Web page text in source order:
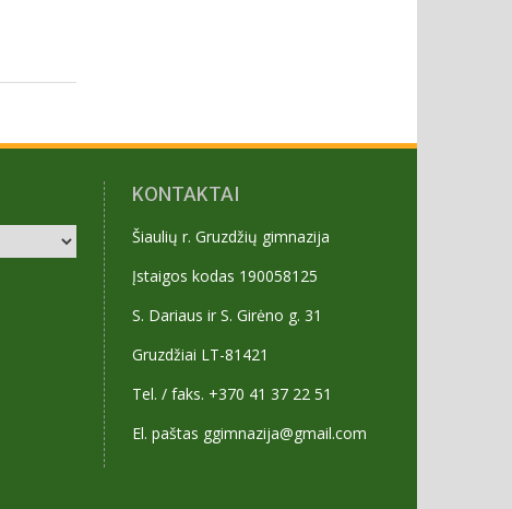
KONTAKTAI
Šiaulių r. Gruzdžių gimnazija
Įstaigos kodas 190058125
S. Dariaus ir S. Girėno g. 31
Gruzdžiai LT-81421
Tel. / faks. +370 41 37 22 51
El. paštas ggimnazija@gmail.com